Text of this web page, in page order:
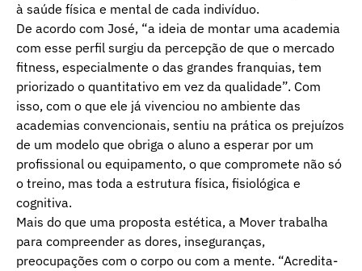
à saúde física e mental de cada indivíduo.
De acordo com José, “a ideia de montar uma academia
com esse perfil surgiu da percepção de que o mercado
fitness, especialmente o das grandes franquias, tem
priorizado o quantitativo em vez da qualidade”. Com
isso, com o que ele já vivenciou no ambiente das
academias convencionais, sentiu na prática os prejuízos
de um modelo que obriga o aluno a esperar por um
profissional ou equipamento, o que compromete não só
o treino, mas toda a estrutura física, fisiológica e
cognitiva.
Mais do que uma proposta estética, a Mover trabalha
para compreender as dores, inseguranças,
preocupações com o corpo ou com a mente. “Acredita-